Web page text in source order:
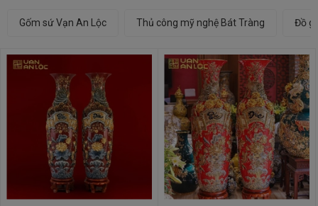
Gốm sứ Vạn An Lộc Thủ công mỹ nghệ Bát Tràng Đồ